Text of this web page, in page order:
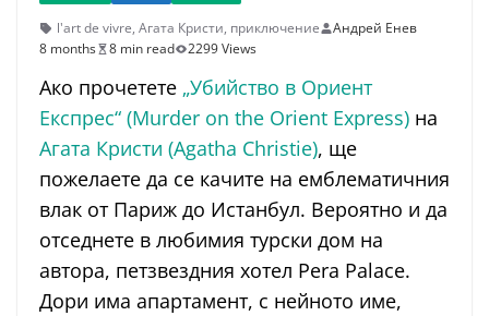
l'art de vivre, Агата Кристи, приключение
Андрей Енев
8 months
8 min read 2299 Views
Ако прочетете „Убийство в Ориент
Експрес“ (Murder on the Orient Express) на
Агата Кристи (Agatha Christie), ще
пожелаете да се качите на емблематичния
влак от Париж до Истанбул. Вероятно и да
отседнете в любимия турски дом на
автора, петзвездния хотел Pera Palace.
Дори има апартамент, с нейното име,